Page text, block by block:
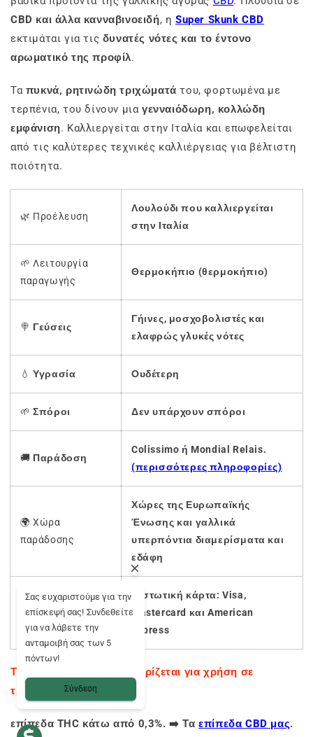
CBD και άλλα κανναβινοειδή, ηSuper Skunk CBD
εκτιμάται για τις δυνατές νότες και το έντονο
αρωματικό της προφίλ.
Τα πυκνά, ρητινώδη τριχώματά του, φορτωμένα με
τερπένια, του δίνουν μιαγενναιόδωρη, κολλώδη
εμφάνιση. Καλλιεργείται στην Ιταλία και επωφελείται
από τις καλύτερες τεχνικές καλλιέργειας για βέλτιστη
ποιότητα.
🌿 Προέλευση
Λουλούδι που καλλιεργείται
στην Ιταλία
🌱 Λειτουργία
παραγωγής
Θερμοκήπιο (θερμοκήπιο)
🍭 Γεύσεις
Γήινες, μοσχοβολιστές και
ελαφρώς γλυκές νότες
💧Υγρασία Ουδέτερη
🌱Σπόροι Δεν υπάρχουν σπόροι
🚚 Παράδοση
Colissimo ή Mondial Relais.
(περισσότερες πληροφορίες)
🌍 Χώρα
παράδοσης
Χώρες της Ευρωπαϊκής
Ένωσης και γαλλικά
υπερπόντια διαμερίσματα και
εδάφη
💳 Ασφαλής
πληρωμή
Πιστωτική κάρτα: Visa,
Mastercard και American
express
Το προϊόν αυτό δεν προορίζεται για χρήση σε
τρόφιμα.
επίπεδα THC κάτω από 0,3%. ➡️ Ταεπίπεδα CBD μας.
Σας ευχαριστούμε για την
επίσκεψή σας! Συνδεθείτε
για να λάβετε την
ανταμοιβή σας των 5
πόντων!
Σύνδεση